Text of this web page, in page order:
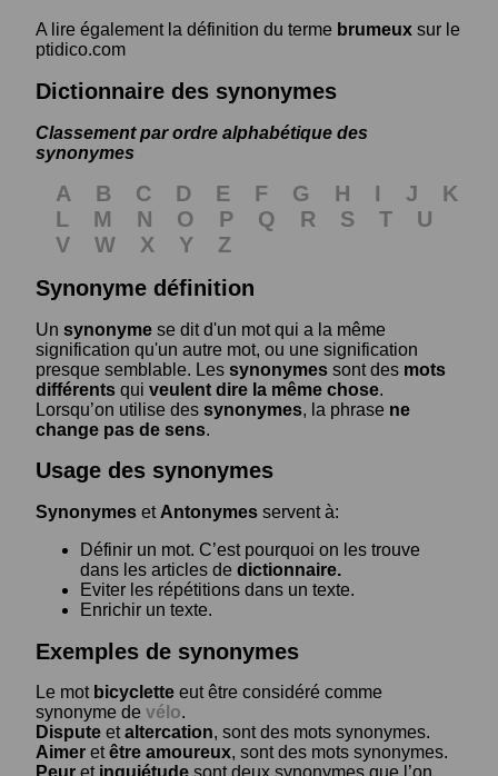
A lire également la définition du terme brumeux sur le
ptidico.com
Dictionnaire des synonymes
Classement par ordre alphabétique des
synonymes
A B C D E F G H I J
K
L
M N O P Q R S T
U
V
W X Y
Z
Synonyme définition
Un synonyme se dit d'un mot qui a la même
signification qu'un autre mot, ou une signification
presque semblable. Les synonymes sont des mots
différents qui veulent dire la même chose.
Lorsqu’on utilise des synonymes, la phrase ne
change pas de sens.
Usage des synonymes
Synonymes et Antonymes servent à:
Définir un mot. C’est pourquoi on les trouve
dans les articles de dictionnaire.
Eviter les répétitions dans un texte.
Enrichir un texte.
Exemples de synonymes
Le mot bicyclette eut être considéré comme
synonyme de vélo.
Dispute etaltercation, sont des mots synonymes.
Aimer etêtre amoureux, sont des mots synonymes.